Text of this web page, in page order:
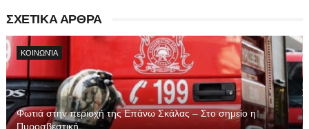
ΣΧΕΤΙΚΑ ΑΡΘΡΑ
ΚΟΙΝΩΝΊΑ
Φωτιά στην περιοχή της Επάνω Σκάλας – Στο σημείο η
Πυροσβεστική